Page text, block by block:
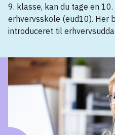
Hjørring Private
Hjørring
Holbæk
Hulvej Privatskole
Horsens
Haahrs Skole
9. klasse, kan du tage en
erhvervsskole (eud10). Her
introduceret til
10. klasse på 10.
10. klasse på efterskole
10. klasse på